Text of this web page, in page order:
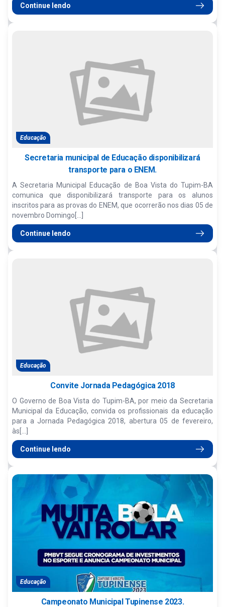
Continue lendo
Educação
Secretaria municipal de Educação disponibilizará
transporte para o ENEM.
A Secretaria Municipal Educação de Boa Vista do Tupim-BA
comunica que disponibilizará transporte para os alunos
inscritos para as provas do ENEM, que ocorrerão nos dias 05 de
novembro Domingo[...]
Continue lendo
Educação
Convite Jornada Pedagógica 2018
O Governo de Boa Vista do Tupim-BA, por meio da Secretaria
Municipal da Educação, convida os profissionais da educação
para a Jornada Pedagógica 2018, abertura 05 de fevereiro,
às[...]
Continue lendo
Educação
Campeonato Municipal Tupinense 2023.